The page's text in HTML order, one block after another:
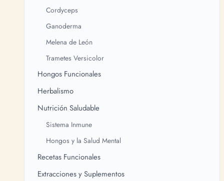
Cordyceps
Ganoderma
Melena de León
Trametes Versicolor
Hongos Funcionales
Herbalismo
Nutrición Saludable
Sistema Inmune
Hongos y la Salud Mental
Recetas Funcionales
Extracciones y Suplementos